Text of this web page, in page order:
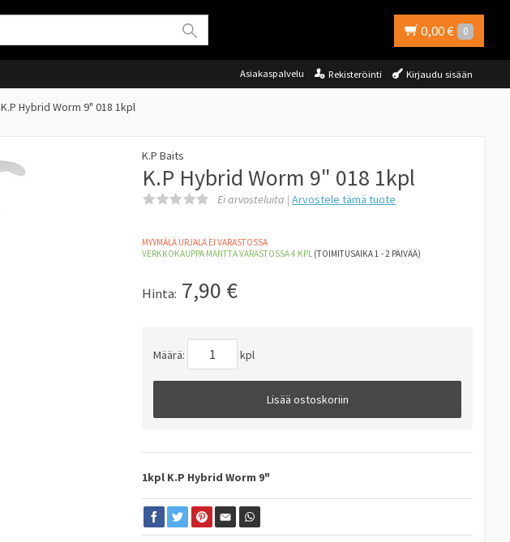
0,00 € 0
Asiakaspalvelu Rekisteröinti Kirjaudu sisään
K.P Hybrid Worm 9" 018 1kpl
K.P Baits
K.P Hybrid Worm 9" 018 1kpl
Ei arvosteluita |Arvosteletämä tuote
MYYMÄLÄ URJALA EI VARASTOSSA
VERKKOKAUPPA MÄNTTÄVARASTOSSA 4 KPL(TOIMITUSAIKA 1 - 2 PÄIVÄÄ)
Hinta: 7,90 €
Määrä: kpl
Lisää ostoskoriin
1kpl K.P Hybrid Worm 9"